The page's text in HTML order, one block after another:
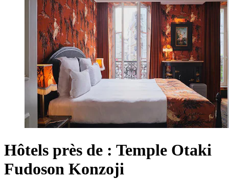
Hôtels près de : Temple Otaki
Fudoson Konzoji